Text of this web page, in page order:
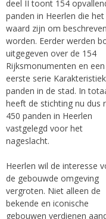
deel II toont 154
panden in Heerlen die het
waard zijn om
worden. Eerder werden
uitgegeven over de 154
Rijksmonumenten en een
eerste serie
panden in de stad. In
heeft de stichting nu dus
450 panden in Heerlen
vastgelegd voor het
nageslacht.
Heerlen wil de interesse
de gebouwde omgeving
vergroten. Niet alleen de
bekende en iconische
gebouwen verdienen